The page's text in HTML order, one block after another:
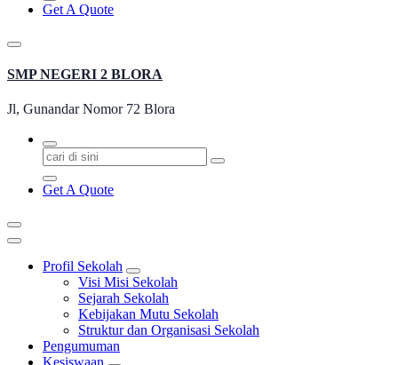
Get A Quote
SMP NEGERI 2 BLORA
Jl, Gunandar Nomor 72 Blora
Pencarian
untuk:
Get A Quote
Profil Sekolah
Visi Misi Sekolah
Sejarah Sekolah
Kebijakan Mutu Sekolah
Struktur dan Organisasi Sekolah
Pengumuman
Kesiswaan